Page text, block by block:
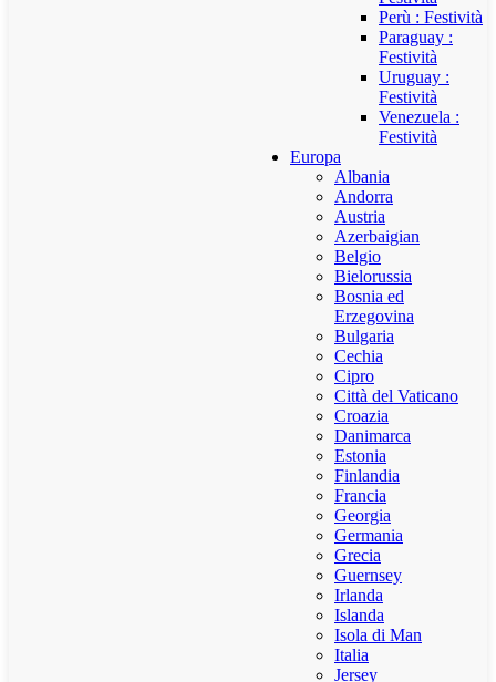
Perù : Festività
Paraguay :
Festività
Uruguay :
Festività
Venezuela :
Festività
Europa
Albania
Andorra
Austria
Azerbaigian
Belgio
Bielorussia
Bosnia ed
Erzegovina
Bulgaria
Cechia
Cipro
Città del Vaticano
Croazia
Danimarca
Estonia
Finlandia
Francia
Georgia
Germania
Grecia
Guernsey
Irlanda
Islanda
Isola di Man
Italia
Jersey